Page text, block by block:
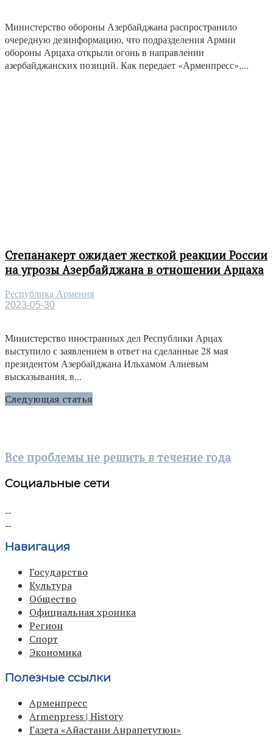
Министерство обороны Азербайджана распространило
очередную дезинформацию, что подразделения Армии
обороны Арцаха открыли огонь в направлении
азербайджанских позиций. Как передает «Арменпресс»,...
Степанакерт ожидает жесткой реакции России
на угрозы Азербайджана в отношении Арцаха
Республика Армения
2023-05-30
Министерство иностранных дел Республики Арцах
выступило с заявлением в ответ на сделанные 28 мая
президентом Азербайджана Ильхамом Алиевым
высказывания, в...
Следующая статья
Все проблемы не решить в течение года
Социальные сети
Навигация
Государство
Культура
Общество
Официальная хроника
Регион
Спорт
Экономика
Полезные ссылки
Арменпресс
Armenpress | History
Газета «Айастани Анрапетутюн»